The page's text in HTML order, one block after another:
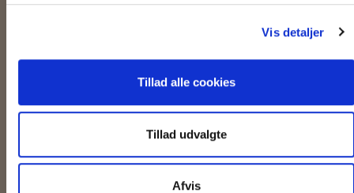
Vis detaljer
Tillad alle cookies
Tillad udvalgte
Afvis
Drevet af ambitionen om at udvikle os
Mangfoldighed gør os stærkere
Keolis Danmark A/S